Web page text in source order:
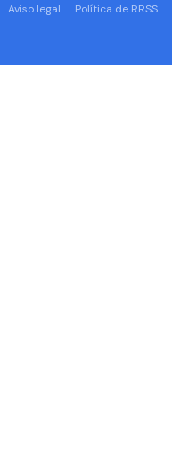
Aviso legal Política de RRSS